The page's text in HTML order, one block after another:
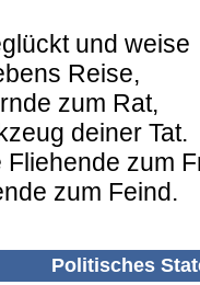
und weise
Reise,
zum Rat,
deiner Tat.
Fliehende zum
zum Feind.
Politisches